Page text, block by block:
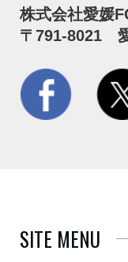
株式会社愛媛
〒791-8021
SITE MENU